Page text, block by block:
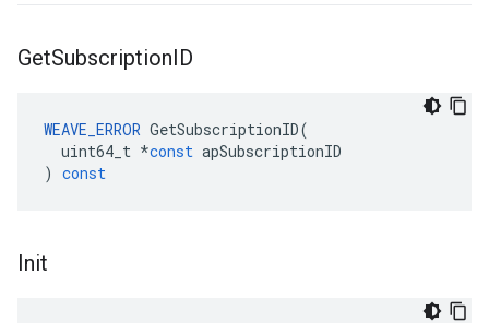
GetSubscriptionID
WEAVE_ERROR GetSubscriptionID(
uint64_t *const apSubscriptionID
) const
Init